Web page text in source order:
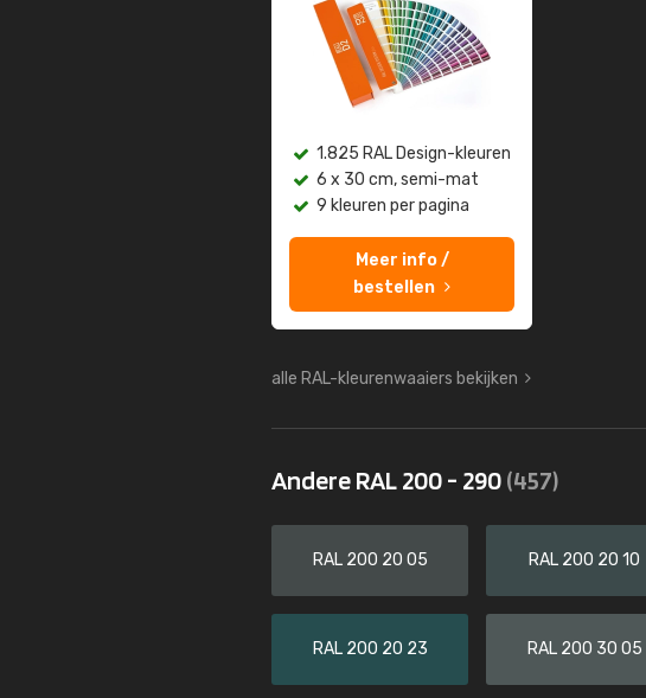
1.825 RAL Design-kleuren
6 x 30 cm, semi-mat
9 kleuren per pagina
Meer info /
bestellen
alle RAL-kleurenwaaiers bekijken
Andere RAL 200 - 290(457)
RAL 200 20 05 RAL 200 20 10
RAL 200 20 23 RAL 200 30 05